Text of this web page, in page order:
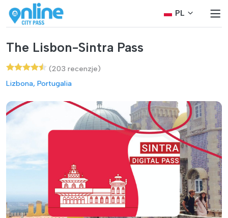
PL
The Lisbon-Sintra Pass
(203 recenzje)
Lizbona, Portugalia